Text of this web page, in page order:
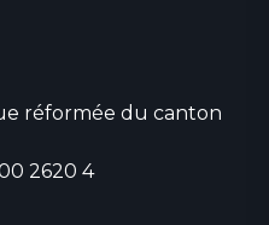
réformée du canton
2620 4